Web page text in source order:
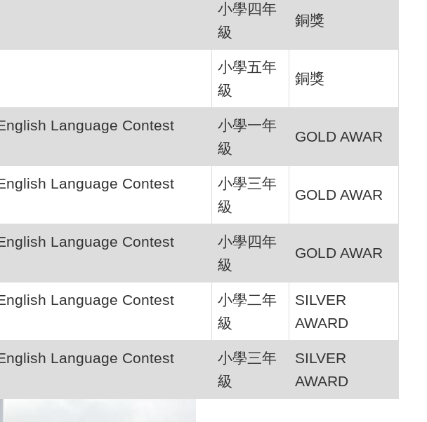
小學四年
級
銅獎
小學五年
級
銅獎
Language Contest
小學一年
級
GOLD AWAR
Language Contest
小學三年
級
GOLD AWAR
Language Contest
小學四年
級
GOLD AWAR
Language Contest
小學二年
級
SILVER
AWARD
Language Contest
小學三年
級
SILVER
AWARD